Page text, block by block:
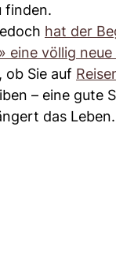
finden.
hat der
eine völlig
ob Sie auf
– eine gute
das Leben.